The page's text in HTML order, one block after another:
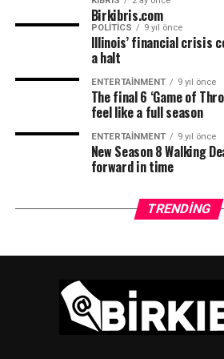
Birkibris.com
POLITICS 9 yıl önce
Illinois’ financial crisis
a halt
ENTERTAINMENT 9 yıl önce
The final 6 ‘Game of
feel like a full season
ENTERTAINMENT 9 yıl önce
New Season 8 Walking
forward in time
TRENDING